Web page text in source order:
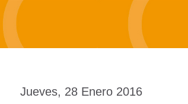
Jueves, 28 Enero 2016